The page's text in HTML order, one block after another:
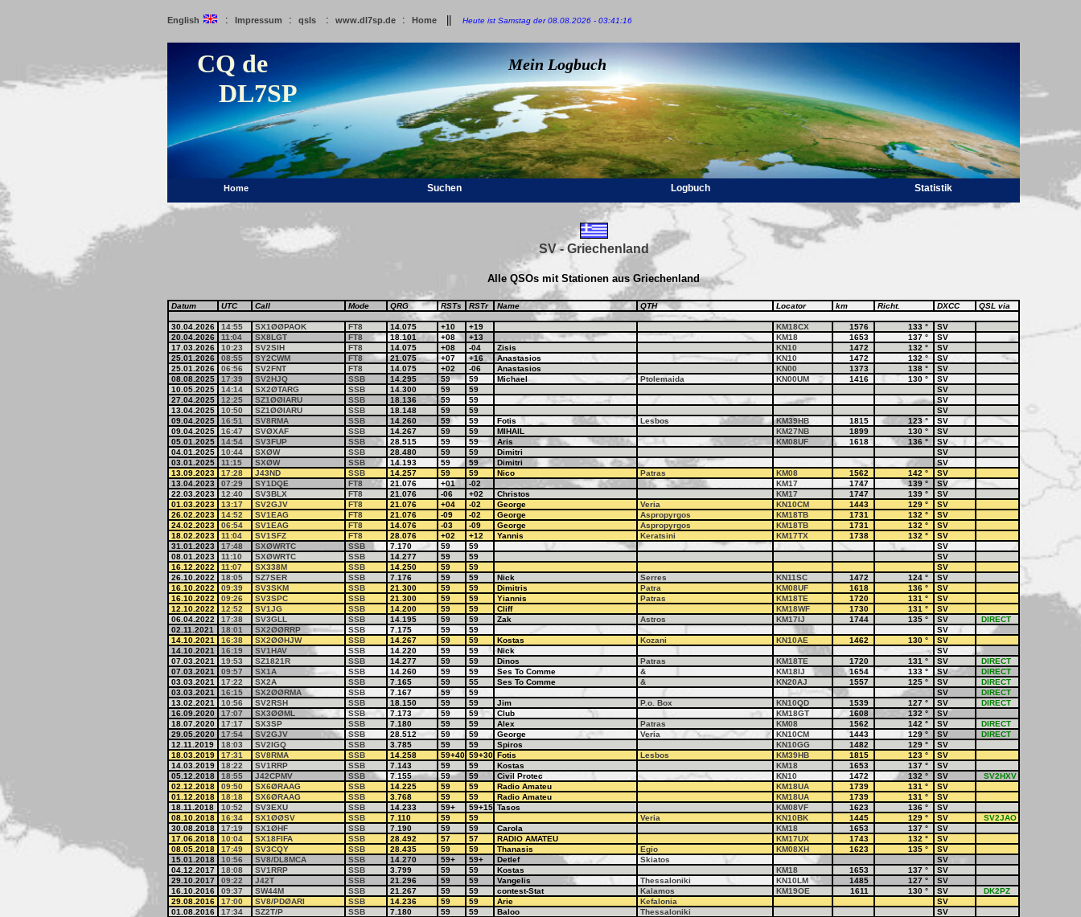
English : Impressum : qsls : www.dl7sp.de : Home Heute ist Samstag der 08.08.2026 - 03:41:16
CQ de
DL7SP
Mein Logbuch
Home Suchen Logbuch Statistik
SV - Griechenland
Alle QSOs mit Stationen aus Griechenland
Datum UTC Call Mode QRG RSTs RSTr Name QTH Locator km Richt. DXCC QSL via
30.04.2026 14:55 SX1ØØPAOK FT8 14.075 +10 +19 KM18CX 1576 133 °
SV
20.04.2026
11:04 SX8LGT FT8 18.101 +08 +13 KM18 1653 137 °
SV
17.03.2026
10:23 SV2SIH FT8 14.075 +08 -04 Zisis KN10 1472 132 °
SV
25.01.2026
08:55 SY2CWM FT8 21.075 +07 +16 Anastasios KN10 1472 132 °
SV
25.01.2026
06:56 SV2FNT FT8 14.075 +02 -06 Anastasios KN00 1373 138 °
SV
08.08.2025
17:39 SV2HJQ SSB 14.295 59 59 Michael Ptolemaida KN00UM 1416 130 °
SV
10.05.2025
14:14 SX2ØTARG SSB 14.300 59 59
SV
27.04.2025
12:25 SZ1ØØIARU SSB 18.136 59 59
SV
13.04.2025
10:50 SZ1ØØIARU SSB 18.148 59 59
SV
09.04.2025
16:51 SV8RMA SSB 14.260 59 59 Fotis Lesbos KM39HB 1815 123°
SV
09.04.2025
16:47 SVØXAF SSB 14.267 59 59 MIHAIL KM27NB 1899 130 °
SV
05.01.2025
14:54 SV3FUP SSB 28.515 59 59 Aris KM08UF 1618 136 °
SV
04.01.2025
10:44 SXØW SSB 28.480 59 59 Dimitri
SV
03.01.2025
11:15 SXØW SSB 14.193 59 59 Dimitri
SV
13.09.2023
17:28 J43ND SSB 14.257 59 59 Nico Patras KM08 1562 142 °
SV
13.04.2023
07:29 SY1DQE FT8 21.076 +01 -02 KM17 1747 139 °
SV
22.03.2023
12:40 SV3BLX FT8 21.076 -06 +02 Christos KM17 1747 139 °
SV
01.03.2023
13:17 SV2GJV FT8 21.076 +04 -02 George Veria KN10CM 1443 129 °
SV
26.02.2023
14:52 SV1EAG FT8 21.076 -09 -02 George Aspropyrgos KM18TB 1731 132 °
SV
24.02.2023
06:54 SV1EAG FT8 14.076 -03 -09 George Aspropyrgos KM18TB 1731 132 °
SV
18.02.2023
11:04 SV1SFZ FT8 28.076 +02 +12 Yannis Keratsini KM17TX 1738 132 °
SV
31.01.2023
17:48 SXØWRTC SSB 7.170 59 59
SV
08.01.2023
11:10 SXØWRTC SSB 14.277 59 59
SV
16.12.2022
11:07 SX338M SSB 14.250 59 59
SV
26.10.2022
18:05 SZ7SER SSB 7.176 59 59 Nick Serres KN11SC 1472 124 °
SV
16.10.2022
09:39 SV3SKM SSB 21.300 59 59 Dimitris Patra KM08UF 1618 136 °
SV
16.10.2022
09:26 SV3SPC SSB 21.300 59 59 Yiannis Patras KM18TE 1720 131 °
SV
12.10.2022
12:52 SV1JG SSB 14.200 59 59 Cliff KM18WF 1730 131 °
SV
06.04.2022
17:38 SV3GLL SSB 14.195 59 59 Zak Astros KM17IJ 1744 135 ° SV
DIRECT
02.11.2021
18:01 SX2ØØRRP SSB 7.175 59 59
SV
14.10.2021
16:38 SX2ØØHJW SSB 14.267 59 59 Kostas Kozani KN10AE 1462 130 °
SV
14.10.2021
16:19 SV1HAV SSB 14.220 59 59 Nick
SV
07.03.2021
19:53 SZ1821R SSB 14.277 59 59 Dinos Patras KM18TE 1720 131 ° SV
DIRECT
07.03.2021
09:57 SX1A SSB 14.260 59 59 Ses To Comme & KM18IJ 1654 133 ° SV
DIRECT
03.03.2021
17:22 SX2A SSB 7.165 59 55 Ses To Comme & KN20AJ 1557 125 ° SV
DIRECT
03.03.2021
16:15 SX2ØØRMA SSB 7.167 59 59 SV
DIRECT
13.02.2021
10:56 SV2RSH SSB 18.150 59 59 Jim P.o. Box KN10QD 1539 127 ° SV
DIRECT
16.09.2020
17:07 SX3ØØML SSB 7.173 59 59 Club KM18GT 1608 132 °
SV
18.07.2020
17:17 SX3SP SSB 7.180 59 59 Alex Patras KM08 1562 142 ° SV
DIRECT
29.05.2020
17:54 SV2GJV SSB 28.512 59 59 George Veria KN10CM 1443 129 ° SV
DIRECT
12.11.2019
18:03 SV2IGQ SSB 3.785 59 59 Spiros KN10GG 1482 129 °
SV
18.03.2019
17:31 SV8RMA SSB 14.258 59+40 59+30 Fotis Lesbos KM39HB 1815 123 °
SV
14.03.2019
18:22 SV1RRP SSB 7.143 59 59 Kostas KM18 1653 137 °
SV
05.12.2018
18:55 J42CPMV SSB 7.155 59 59 Civil Protec KN10 1472 132 ° SV
SV2HXV
02.12.2018
09:50 SX6ØRAAG SSB 14.225 59 59 Radio Amateu KM18UA 1739 131 °
SV
01.12.2018
18:18 SX6ØRAAG SSB 3.768 59 59 Radio Amateu KM18UA 1739 131 °
SV
18.11.2018
10:52 SV3EXU SSB 14.233 59+ 59+15 Tasos KM08VF 1623 136 °
SV
08.10.2018
16:34 SX1ØØSV SSB 7.110 59 59 Veria KN10BK 1445 129 ° SV
SV2JAO
30.08.2018
17:19 SX1ØHF SSB 7.190 59 59 Carola KM18 1653 137 °
SV
17.06.2018
10:04 SX18FIFA SSB 28.492 57 57 RADIO AMATEU KM17UX 1743 132 °
SV
08.05.2018
17:49 SV3CQY SSB 28.435 59 59 Thanasis Egio KM08XH 1623 135 °
SV
15.01.2018
10:56 SV8/DL8MCA SSB 14.270 59+ 59+ Detlef Skiatos
SV
04.12.2017
18:08 SV1RRP SSB 3.799 59 59 Kostas KM18 1653 137 °
SV
29.10.2017
09:22 J42T SSB 21.296 59 59 Vangelis Thessaloniki KN10LM 1485 127 °
SV
16.10.2016
09:37 SW44M SSB 21.267 59 59 contest-Stat Kalamos KM19OE 1611 130 ° SV
DK2PZ
29.08.2016
17:00 SV8/PDØARI SSB 14.236 59 59 Arie Kefalonia
SV
01.08.2016
17:34 SZ2T/P SSB 7.180 59 59 Baloo Thessaloniki
SV